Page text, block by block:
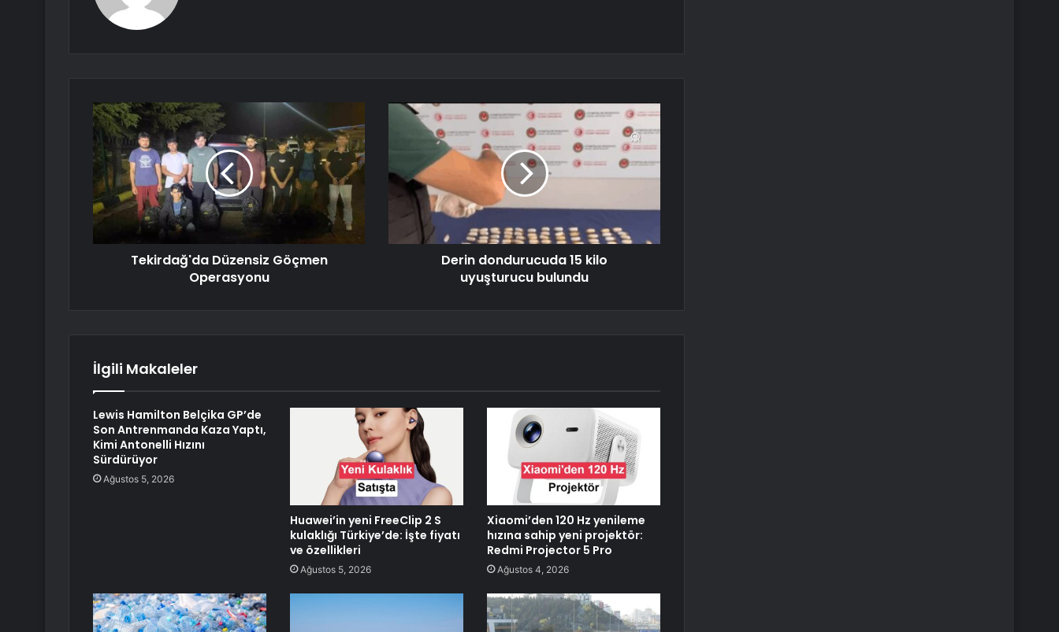
Tekirdağ'da Düzensiz Göçmen
Operasyonu
Derin dondurucuda 15 kilo
uyuşturucu bulundu
İlgili Makaleler
Lewis Hamilton Belçika GP’de
Son Antrenmanda Kaza Yaptı,
Kimi Antonelli Hızını
Sürdürüyor
Ağustos 5, 2026
Huawei’in yeni FreeClip 2 S
kulaklığı Türkiye’de: İşte fiyatı
ve özellikleri
Ağustos 5, 2026
Xiaomi’den 120 Hz yenileme
hızına sahip yeni projektör:
Redmi Projector 5 Pro
Ağustos 4, 2026